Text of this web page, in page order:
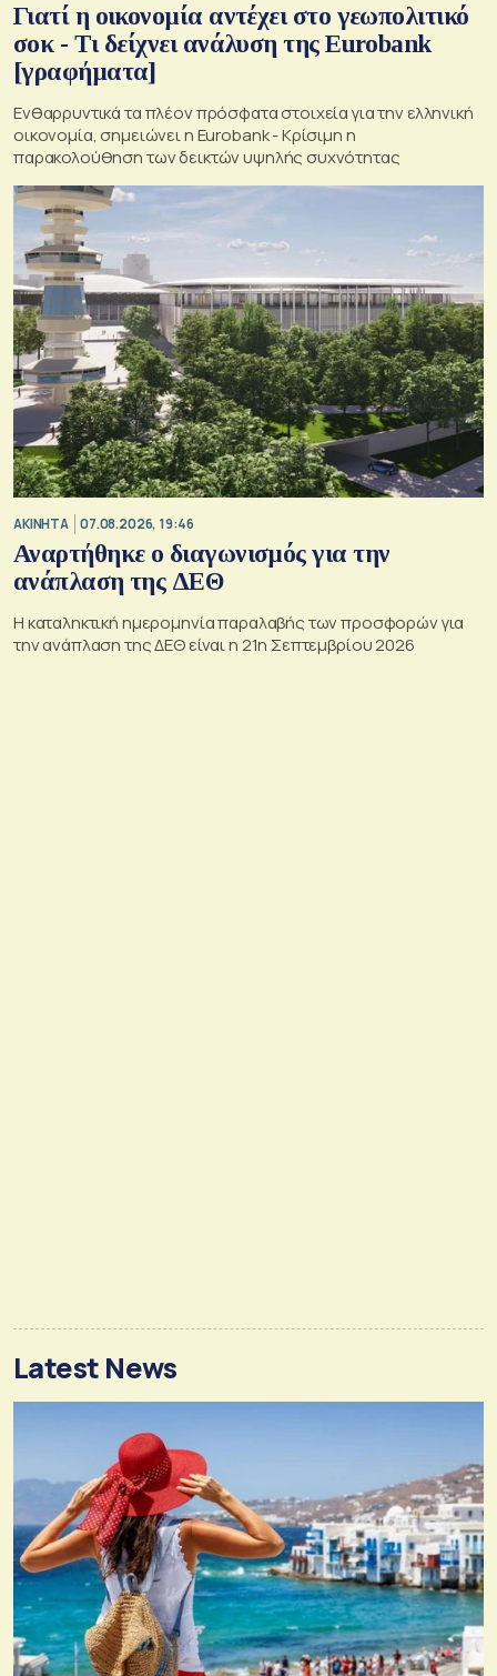
Γιατί η οικονομία αντέχει στο γεωπολιτικό
σοκ - Τι δείχνει ανάλυση της Eurobank
[γραφήματα]
Ενθαρρυντικά τα πλέον πρόσφατα στοιχεία για την ελληνική
οικονομία, σημειώνει η Eurobank - Kρίσιμη η
παρακολούθηση των δεικτών υψηλής συχνότητας
ΑΚΙΝΗΤΑ 07.08.2026, 19:46
Αναρτήθηκε ο διαγωνισμός για την
ανάπλαση της ΔΕΘ
Η καταληκτική ημερομηνία παραλαβής των προσφορών για
την ανάπλαση της ΔΕΘ είναι η 21η Σεπτεμβρίου 2026
Latest News